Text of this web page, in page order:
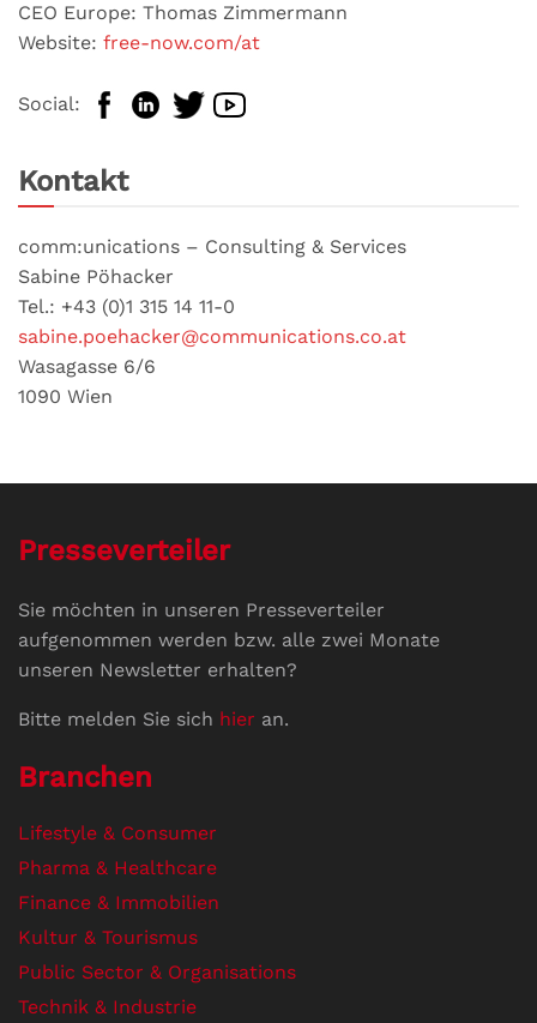
CEO Europe: Thomas Zimmermann
Website: free-now.com/at
Social:
Kontakt
comm:unications – Consulting & Services
Sabine Pöhacker
Tel.: +43 (0)1 315 14 11-0
sabine.poehacker@communications.co.at
Wasagasse 6/6
1090 Wien
Presseverteiler
Sie möchten in unseren Presseverteiler
aufgenommen werden bzw. alle zwei Monate
unseren Newsletter erhalten?
Bitte melden Sie sich hier an.
Branchen
Lifestyle & Consumer
Pharma & Healthcare
Finance & Immobilien
Kultur & Tourismus
Public Sector & Organisations
Technik & Industrie